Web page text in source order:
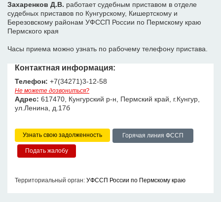
Захаренков Д.В. работает судебным приставом в отделе
судебных приставов по Кунгурскому, Кишертскому и
Березовскому районам УФССП России по Пермскому краю
Пермского края
Часы приема можно узнать по рабочему телефону пристава.
Контактная информация:
Телефон: +7(34271)3-12-58
Не можете дозвониться?
Адрес: 617470, Кунгурский р-н, Пермский край, г.Кунгур,
ул.Ленина, д.17б
Узнать свою задолженность Горячая линия ФССП
Территориальный орган: УФССП России по Пермскому краю